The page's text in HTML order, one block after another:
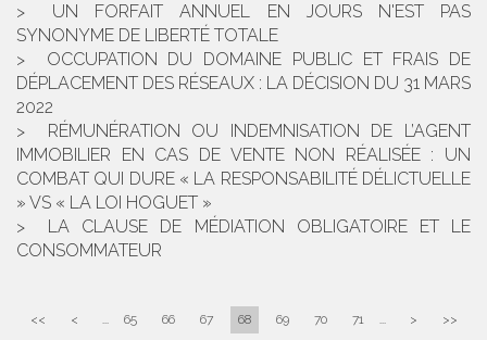
UN FORFAIT ANNUEL EN JOURS N'EST PAS
SYNONYME DE LIBERTÉ TOTALE
OCCUPATION DU DOMAINE PUBLIC ET FRAIS DE
DÉPLACEMENT DES RÉSEAUX : LA DÉCISION DU 31 MARS
2022
RÉMUNÉRATION OU INDEMNISATION DE L’AGENT
IMMOBILIER EN CAS DE VENTE NON RÉALISÉE : UN
COMBAT QUI DURE « LA RESPONSABILITÉ DÉLICTUELLE
» VS « LA LOI HOGUET »
LA CLAUSE DE MÉDIATION OBLIGATOIRE ET LE
CONSOMMATEUR
<< < ... 65 66 67 68 69 70 71 ... > >>